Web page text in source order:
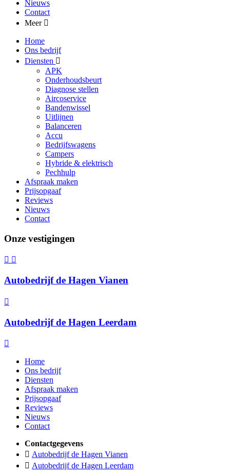
Nieuws
Contact
Meer
Home
Ons bedrijf
Diensten
APK
Onderhoudsbeurt
Diagnose stellen
Aircoservice
Bandenwissel
Uitlijnen
Balanceren
Accu
Bedrijfswagens
Campers
Hybride & elektrisch
Pechhulp
Afspraak maken
Prijsopgaaf
Reviews
Nieuws
Contact
Onze vestigingen
Autobedrijf de Hagen Vianen
Autobedrijf de Hagen Leerdam
Home
Ons bedrijf
Diensten
Afspraak maken
Prijsopgaaf
Reviews
Nieuws
Contact
Contactgegevens
Autobedrijf de Hagen Vianen
Autobedrijf de Hagen Leerdam